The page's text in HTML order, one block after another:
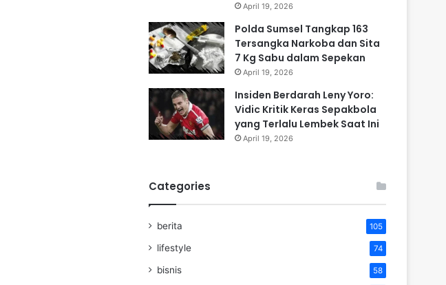
April 19, 2026
Polda Sumsel Tangkap 163
Tersangka Narkoba dan Sita
7 Kg Sabu dalam Sepekan
April 19, 2026
Insiden Berdarah Leny Yoro:
Vidic Kritik Keras Sepakbola
yang Terlalu Lembek Saat Ini
April 19, 2026
Categories
berita 105
lifestyle 74
bisnis 58